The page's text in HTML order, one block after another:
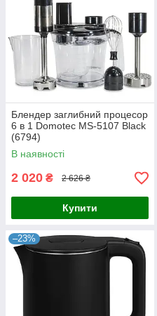
Блендер заглибний процесор
6 в 1 Domotec MS-5107 Black
(6794)
В наявності
2 020 ₴ 2 626 ₴
Купити
–23%